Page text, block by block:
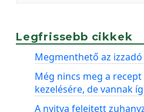
Legfrissebb cikkek
Megmenthető az
Még nincs meg a
kezelésére, de vannak
A nyitva felejtett